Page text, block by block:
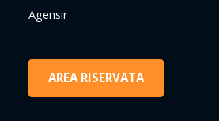
Agensir
AREA RISERVATA